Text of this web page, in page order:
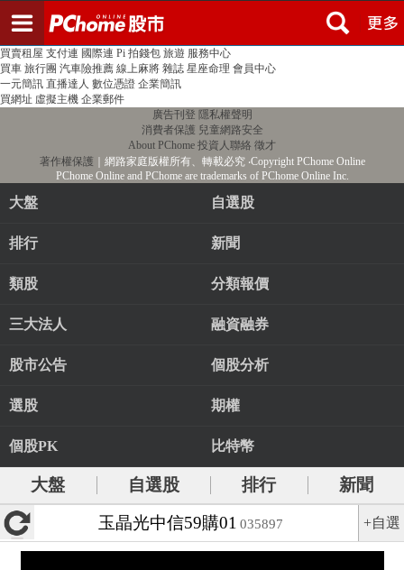
PChome首頁 線上購物 24h購物 書店
買賣租屋 支付連 國際連 Pi 拍錢包 旅遊 服務中心
買車 旅行團 汽車險推薦 線上麻將 雜誌 星座命理 會員中心
一元簡訊 直播達人 數位憑證 企業簡訊
買網址 虛擬主機 企業郵件
廣告刊登 隱私權聲明
消費者保護 兒童網路安全
About PChome 投資人聯絡 徵才
著作權保護 ｜網路家庭版權所有、轉載必究‧Copyright PChome Online
PChome Online and PChome are trademarks of PChome Online Inc.
大盤 自選股
排行 新聞
類股 分類報價
三大法人 融資融券
股市公告 個股分析
選股 期權
個股PK 比特幣
大盤 自選股 排行
新聞
玉晶光中信59購01 035897 +自選